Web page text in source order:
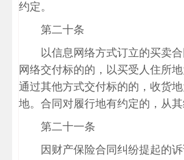
约定。
第二十条
以信息网络方式订立的买卖
网络交付标的的，以买受人住所
通过其他方式交付标的的，收货
地。合同对履行地有约定的，从其
第二十一条
因财产保险合同纠纷提起的